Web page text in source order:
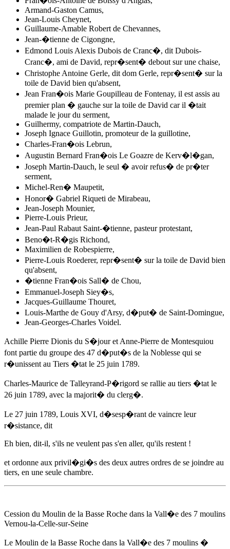
Armand-Gaston Camus,
Jean-Louis Cheynet,
Guillaume-Amable Robert de Chevannes,
Jean-�tienne de Cigongne,
Edmond Louis Alexis Dubois de Cranc�, dit Dubois-
Cranc�, ami de David, repr�sent� debout sur une chaise,
Christophe Antoine Gerle, dit dom Gerle, repr�sent� sur la
toile de David bien qu'absent,
Jean Fran�ois Marie Goupilleau de Fontenay, il est assis au
premier plan � gauche sur la toile de David car il �tait
malade le jour du serment,
Guilhermy, compatriote de Martin-Dauch,
Joseph Ignace Guillotin, promoteur de la guillotine,
Charles-Fran�ois Lebrun,
Augustin Bernard Fran�ois Le Goazre de Kerv�l�gan,
Joseph Martin-Dauch, le seul � avoir refus� de pr�ter
serment,
Michel-Ren� Maupetit,
Honor� Gabriel Riqueti de Mirabeau,
Jean-Joseph Mounier,
Pierre-Louis Prieur,
Jean-Paul Rabaut Saint-�tienne, pasteur protestant,
Beno�t-R�gis Richond,
Maximilien de Robespierre,
Pierre-Louis Roederer, repr�sent� sur la toile de David bien
qu'absent,
�tienne Fran�ois Sall� de Chou,
Emmanuel-Joseph Siey�s,
Jacques-Guillaume Thouret,
Louis-Marthe de Gouy d'Arsy, d�put� de Saint-Domingue,
Jean-Georges-Charles Voidel.
Achille Pierre Dionis du S�jouret Anne-Pierre de Montesquiou
font partie du groupe des 47 d�put�s de la Noblesse qui se
r�unissent au Tiers �tat le 25 juin 1789.
Charles-Maurice de Talleyrand-P�rigord se rallie au tiers �tat le
26 juin 1789, avec la majorit� du clerg�.
Le 27 juin 1789, Louis XVI, d�sesp�rant de vaincre leur
r�sistance, dit
Eh bien, dit-il, s'ils ne veulent pas s'en aller, qu'ils restent !
et ordonne aux privil�gi�s des deux autres ordres de se joindre au
tiers, en une seule chambre.
Cession du Moulin de la Basse Roche dans la Vall�e des 7 moulins
Vernou-la-Celle-sur-Seine
Le Moulin de la Basse Roche dans la Vall�e des 7 moulins �